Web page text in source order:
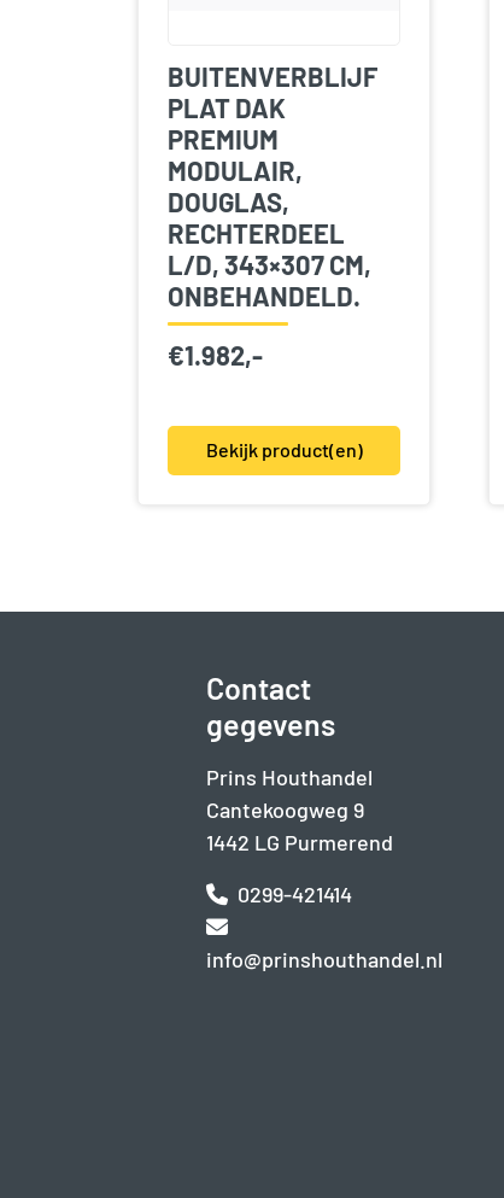
BUITENVERBLIJF
PLAT DAK
PREMIUM
MODULAIR,
DOUGLAS,
RECHTERDEEL
L/D, 343×307 CM,
ONBEHANDELD.
€1.982,-
Bekijk product(en)
Contact
gegevens
Prins Houthandel
Cantekoogweg 9
1442 LG Purmerend
0299-421414
info@prinshouthandel.nl